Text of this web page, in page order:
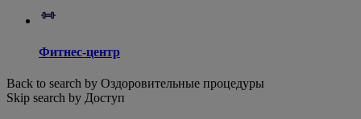
Фитнес-центр
Back to search by Оздоровительные процедуры
Skip search by Доступ